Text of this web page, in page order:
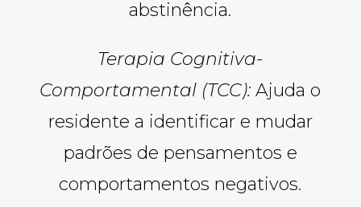
abstinência.
Terapia Cognitiva-
Comportamental (TCC): Ajuda o
residente a identificar e mudar
padrões de pensamentos e
comportamentos negativos.